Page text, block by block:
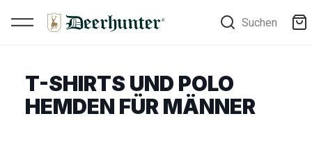
Suchen
T-SHIRTS UND POLO
HEMDEN FÜR MÄNNER